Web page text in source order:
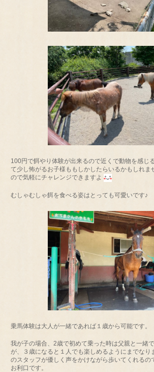
100円で餌やり体験が出来るので近くで動物を感じ
て少し怖がるお子様ももしかしたらいるかもしれま
ので気軽にチャレンジできますよ
むしゃむしゃ餌を食べる姿はとっても可愛いです♪
乗馬体験は大人が一緒であれば１歳から可能です。
我が子の場合、2歳で初めて乗った時は父親と一緒
が、３歳になると１人でも楽しめるようにまでなり
のスタッフが優しく声をかけながら歩いてくれるの
お利口です。